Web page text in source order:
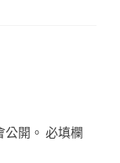
開。 必填欄